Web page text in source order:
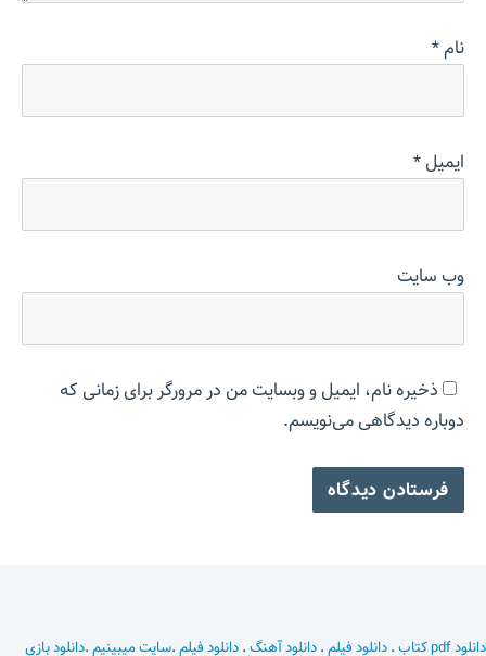
نام*
ایمیل*
وب‌ سایت
ذخیره نام، ایمیل و وبسایت من در مرورگر برای زمانی که
دوباره دیدگاهی می‌نویسم.
دانلود pdf کتاب .دانلود فیلم.دانلود آهنگ.دانلود فیلم.سایت میبینیم.دانلود بازی